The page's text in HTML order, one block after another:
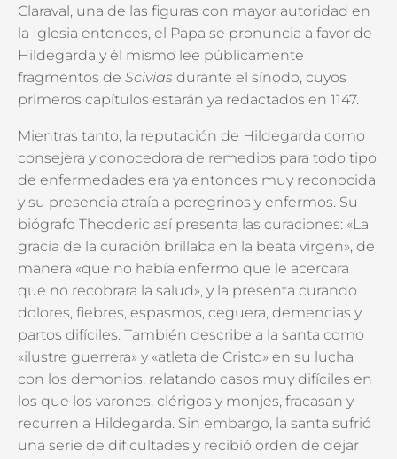
Claraval, una de las figuras con mayor autoridad en
la Iglesia entonces, el Papa se pronuncia a favor de
Hildegarda y él mismo lee públicamente
fragmentos de Scivias durante el sínodo, cuyos
primeros capítulos estarán ya redactados en 1147.
Mientras tanto, la reputación de Hildegarda como
consejera y conocedora de remedios para todo tipo
de enfermedades era ya entonces muy reconocida
y su presencia atraía a peregrinos y enfermos. Su
biógrafo Theoderic así presenta las curaciones: «La
gracia de la curación brillaba en la beata virgen», de
manera «que no había enfermo que le acercara
que no recobrara la salud», y la presenta curando
dolores, fiebres, espasmos, ceguera, demencias y
partos difíciles. También describe a la santa como
«ilustre guerrera» y «atleta de Cristo» en su lucha
con los demonios, relatando casos muy difíciles en
los que los varones, clérigos y monjes, fracasan y
recurren a Hildegarda. Sin embargo, la santa sufrió
una serie de dificultades y recibió orden de dejar